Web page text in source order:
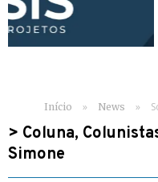
Início » News »
> Coluna,
Simone